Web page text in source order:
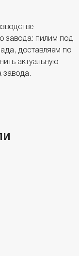
завода: пилим под
доставляем по
актуальную
завода.